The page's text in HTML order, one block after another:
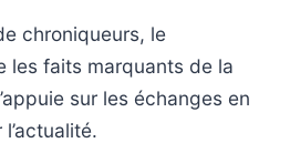
chroniqueurs, le
les faits marquants de la
sur les échanges en